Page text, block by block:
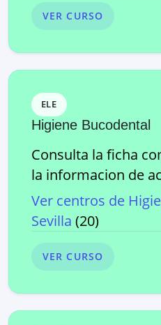
VER CURSO
ELE
Higiene Bucodental
Consulta la ficha
la informacion de
Ver centros de
Sevilla (20)
VER CURSO